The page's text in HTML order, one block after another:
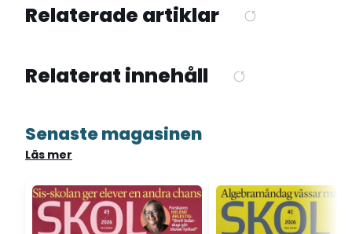
Relaterade artiklar
Relaterat innehåll
Senaste magasinen
Läs mer